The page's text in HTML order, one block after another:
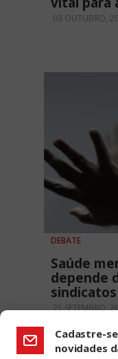
03 OUTUBRO,
DEBATE
Saúde
depende
21 SETEMBRO,
Cadastre-
novidades